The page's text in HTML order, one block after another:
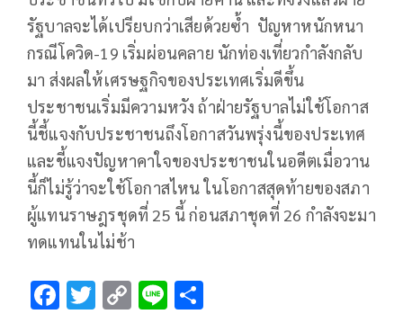
รัฐบาลจะได้เปรียบกว่าเสียด้วยซ้ำ ปัญหาหนักหนา
กรณีโควิด-19 เริ่มผ่อนคลาย นักท่องเที่ยวกำลังกลับ
มา ส่งผลให้เศรษฐกิจของประเทศเริ่มดีขึ้น
ประชาชนเริ่มมีความหวัง ถ้าฝ่ายรัฐบาลไม่ใช้โอกาส
นี้ชี้แจงกับประชาชนถึงโอกาสวันพรุ่งนี้ของประเทศ
และชี้แจงปัญหาคาใจของประชาชนในอดีตเมื่อวาน
นี้ก็ไม่รู้ว่าจะใช้โอกาสไหน ในโอกาสสุดท้ายของสภา
ผู้แทนราษฎรชุดที่ 25 นี้ ก่อนสภาชุดที่ 26 กำลังจะมา
ทดแทนในไม่ช้า
F T C Li